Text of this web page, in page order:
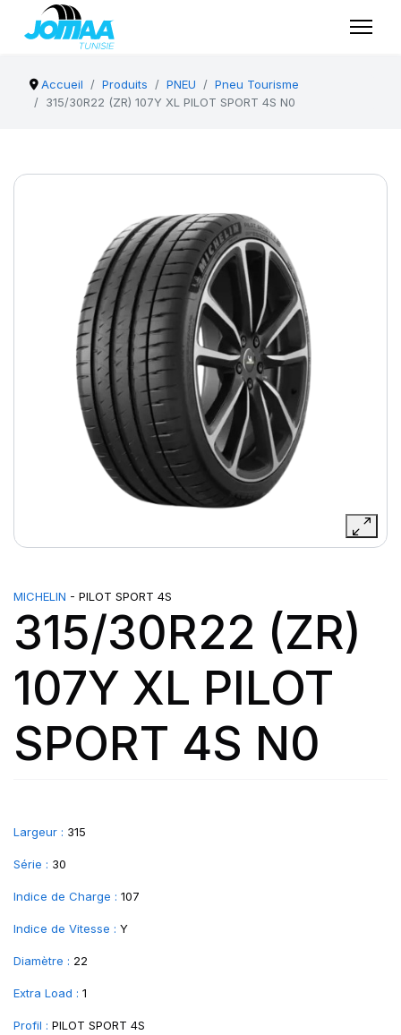
Accueil Produits PNEU
Pneu Tourisme
315/30R22 (ZR) 107Y XL PILOT SPORT 4S N0
MICHELIN - PILOT SPORT 4S
315/30R22 (ZR)
107Y XL PILOT
SPORT 4S N0
Largeur : 315
Série : 30
Indice de Charge : 107
Indice de Vitesse : Y
Diamètre : 22
Extra Load : 1
Profil : PILOT SPORT 4S